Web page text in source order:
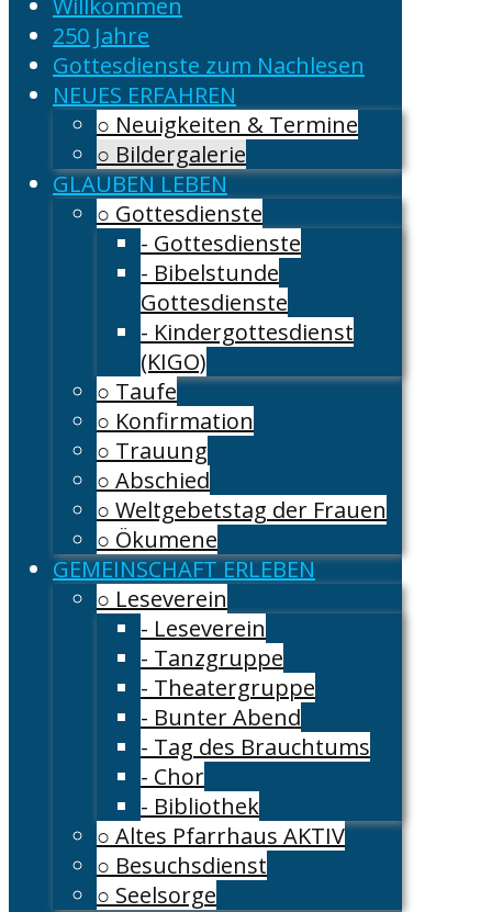
Willkommen
250 Jahre
Gottesdienste zum Nachlesen
NEUES ERFAHREN
○ Neuigkeiten & Termine
○ Bildergalerie
GLAUBEN LEBEN
○ Gottesdienste
- Gottesdienste
- Bibelstunde
Gottesdienste
- Kindergottesdienst
(KIGO)
○ Taufe
○ Konfirmation
○ Trauung
○ Abschied
○ Weltgebetstag der Frauen
○ Ökumene
GEMEINSCHAFT ERLEBEN
○ Leseverein
- Leseverein
- Tanzgruppe
- Theatergruppe
- Bunter Abend
- Tag des Brauchtums
- Chor
- Bibliothek
○ Altes Pfarrhaus AKTIV
○ Besuchsdienst
○ Seelsorge